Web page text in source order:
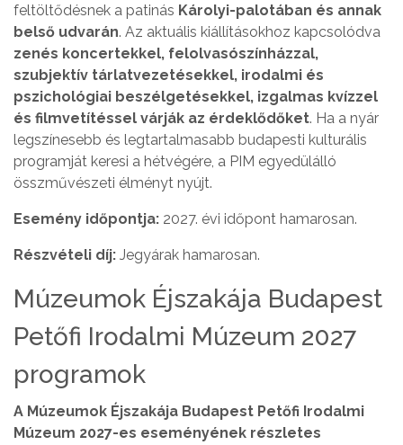
feltöltődésnek a patinás Károlyi-palotában és annak
belső udvarán. Az aktuális kiállításokhoz kapcsolódva
zenés koncertekkel, felolvasószínházzal,
szubjektív tárlatvezetésekkel, irodalmi és
pszichológiai beszélgetésekkel, izgalmas kvízzel
és filmvetítéssel várják az érdeklődőket. Ha a nyár
legszínesebb és legtartalmasabb budapesti kulturális
programját keresi a hétvégére, a PIM egyedülálló
összművészeti élményt nyújt.
Esemény időpontja: 2027. évi időpont hamarosan.
Részvételi díj: Jegyárak hamarosan.
Múzeumok Éjszakája Budapest
Petőfi Irodalmi Múzeum 2027
programok
A Múzeumok Éjszakája Budapest Petőfi Irodalmi
Múzeum 2027-es eseményének részletes